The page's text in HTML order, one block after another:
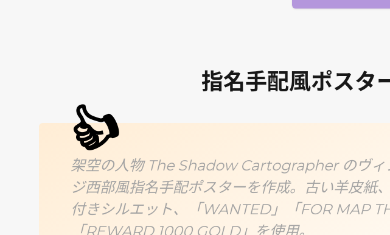
指名手配風ポスタ
架空の人物 The Shadow Cartographer のヴィ
ジ西部風指名手配ポスターを作成。古い羊皮紙
付きシルエット、「WANTED」「FOR MAP
「REWARD 1000 GOLD」を使用。
👍